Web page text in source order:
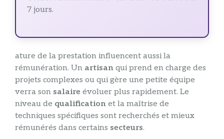
7 jours.
ature de la prestation influencent aussi la
rémunération. Un artisan qui prend en charge des
projets complexes ou qui gère une petite équipe
verra son salaire évoluer plus rapidement. Le
niveau de qualification et la maîtrise de
techniques spécifiques sont recherchés et mieux
rémunérés dans certains secteurs.